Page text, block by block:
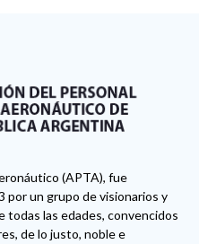
(APTA), fue
por un grupo de visionarios y
todas las edades, convencidos
de lo justo, noble e